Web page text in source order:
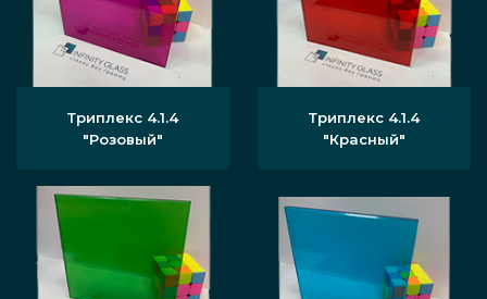
Триплекс 4.1.4
"Розовый"
Триплекс 4.1.4
"Красный"